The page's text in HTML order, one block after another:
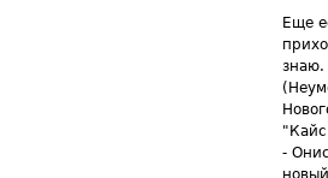
Еще
знаю.
-